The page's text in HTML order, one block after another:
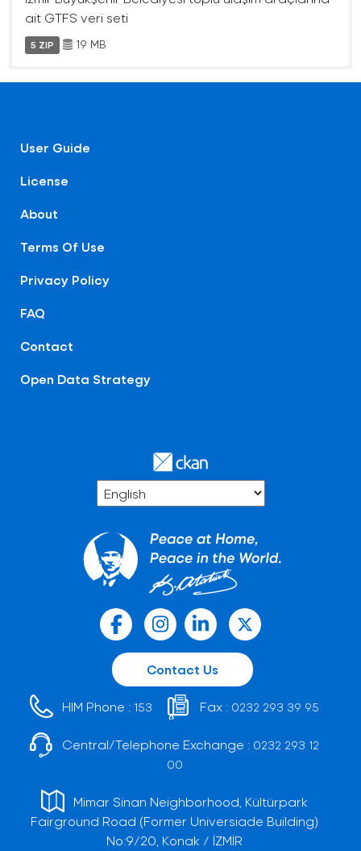
ait GTFS veri seti
5 ZIP 19 MB
User Guide
License
About
Terms Of Use
Privacy Policy
FAQ
Contact
Open Data Strategy
Contact Us
HIM Phone : 153 Fax : 0232 293 39 95
Central/Telephone Exchange : 0232 293 12
00
Mimar Sinan Neighborhood, Kültürpark
Fairground Road (Former Universiade Building)
No:9/20, Konak / İZMİR